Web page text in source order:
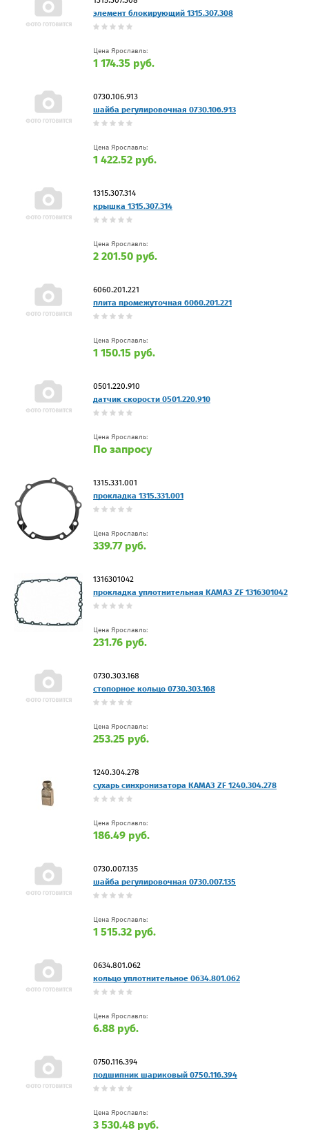
элемент блокирующий 1315.307.308
Цена Ярославль:
1 174.35 руб.
0730.106.913
шайба регулировочная 0730.106.913
Цена Ярославль:
1 422.52 руб.
1315.307.314
крышка 1315.307.314
Цена Ярославль:
2 201.50 руб.
6060.201.221
плита промежуточная 6060.201.221
Цена Ярославль:
1 150.15 руб.
0501.220.910
датчик скорости 0501.220.910
Цена Ярославль:
По запросу
1315.331.001
прокладка 1315.331.001
Цена Ярославль:
339.77 руб.
1316301042
прокладка уплотнительная КАМАЗ ZF 1316301042
Цена Ярославль:
231.76 руб.
0730.303.168
стопорное кольцо 0730.303.168
Цена Ярославль:
253.25 руб.
1240.304.278
сухарь синхронизатора КАМАЗ ZF 1240.304.278
Цена Ярославль:
186.49 руб.
0730.007.135
шайба регулировочная 0730.007.135
Цена Ярославль:
1 515.32 руб.
0634.801.062
кольцо уплотнительное 0634.801.062
Цена Ярославль:
6.88 руб.
0750.116.394
подшипник шариковый 0750.116.394
Цена Ярославль:
3 530.48 руб.